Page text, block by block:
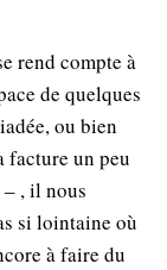
rend compte à
de quelques
ou bien
facture un peu
, il nous
si lointaine où
à faire du